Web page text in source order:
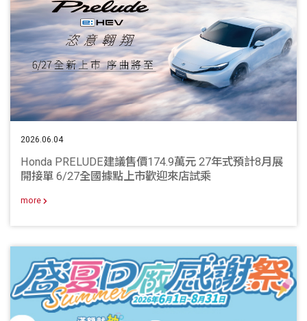
2026.06.04
Honda PRELUDE建議售價174.9萬元 27年式預計8月展
開接單 6/27全國據點上市歡迎來店試乘
more